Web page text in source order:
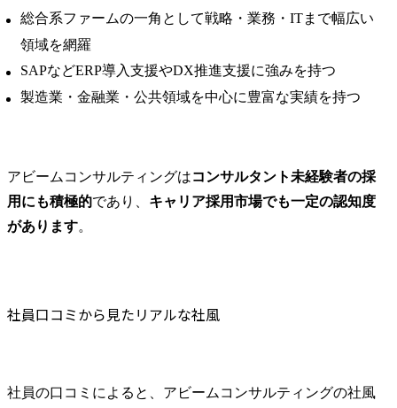
総合系ファームの一角として戦略・業務・ITまで幅広い
領域を網羅
SAPなどERP導入支援やDX推進支援に強みを持つ
製造業・金融業・公共領域を中心に豊富な実績を持つ
アビームコンサルティングはコンサルタント未経験者の採
用にも積極的であり、 キャリア採用市場でも一定の認知度
があります。
社員口コミから見たリアルな社風
社員の口コミによると、アビームコンサルティングの社風